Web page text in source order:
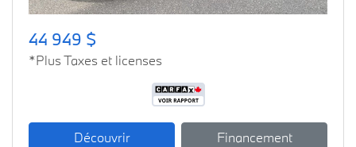
44 949 $
*Plus Taxes et licenses
Découvrir Financement